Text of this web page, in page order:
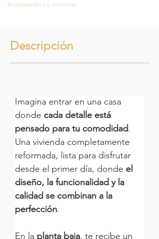
financiación no incluidos
Descripción
Imagina entrar en una casa
donde cada detalle está
pensado para tu comodidad.
Una vivienda completamente
reformada, lista para disfrutar
desde el primer día, donde el
diseño, la funcionalidad y la
calidad se combinan a la
perfección.
En la planta baja, te recibe un